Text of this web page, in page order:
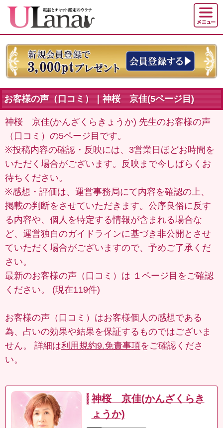
お客様の声（口コミ）｜神桜 京佳(5ページ目)
神桜 京佳(かんざくらきょうか) 先生のお客様の声
（口コミ）の5ページ目です。
※投稿内容の確認・反映には、3営業日ほどお時間を
いただく場合がございます。反映まで今しばらくお
待ちください。
※感想・評価は、運営事務局にて内容を確認の上、
掲載の判断をさせていただきます。公序良俗に反す
る内容や、個人を特定する情報が含まれる場合な
ど、運営独自のガイドラインに基づき非公開とさせ
ていただく場合がございますので、予めご了承くだ
さい。
最新のお客様の声（口コミ）は １ページ目 をご確認
ください。 (現在119件)
お客様の声（口コミ）はお客様個人の感想である
為、占いの効果や結果を保証するものではございま
せん。 詳細は利用規約9.免責事項をご確認くださ
い。
神桜 京佳(かんざくらき
ょうか)